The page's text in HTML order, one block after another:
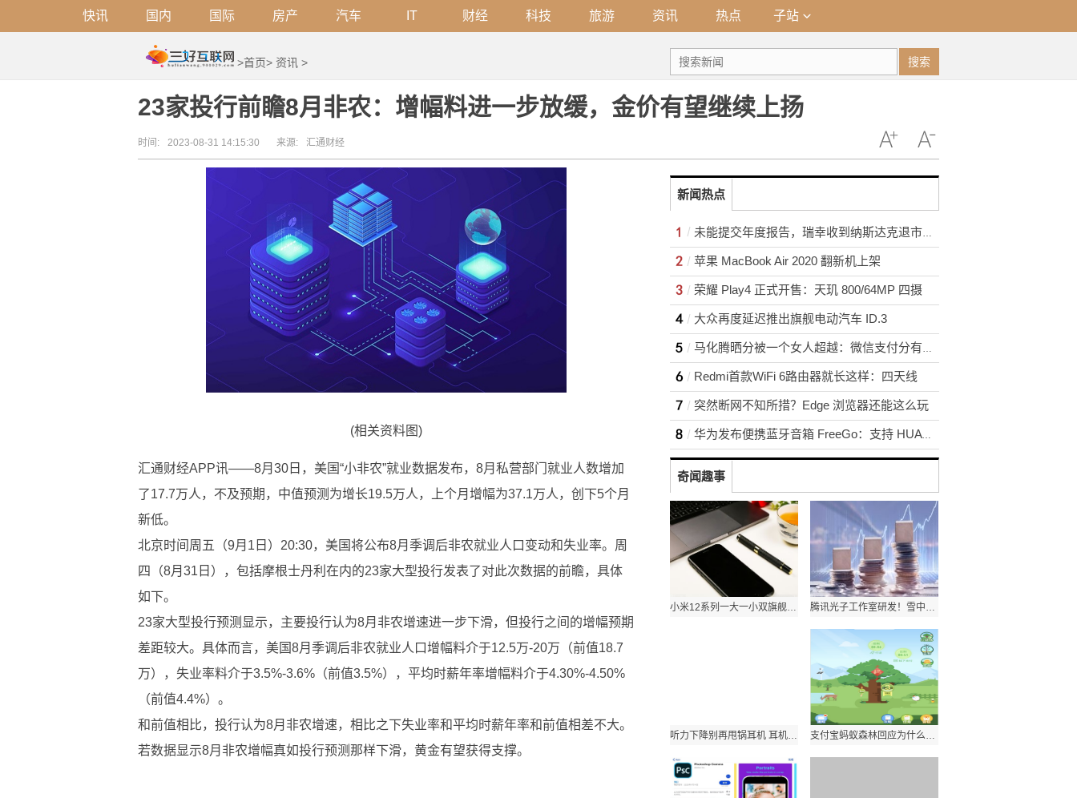
快讯 国内 国际 房产 汽车 IT 财经 科技 旅游 资讯 热点 子站
>首页> 资讯 > 搜索
23家投行前瞻8月非农：增幅料进一步放缓，金价有望继续上扬
时间: 2023-08-31 14:15:30 来源: 汇通财经
(相关资料图)
汇通财经APP讯——8月30日，美国“小非农”就业数据发布，8月私营部门就业人数增加
了17.7万人，不及预期，中值预测为增长19.5万人，上个月增幅为37.1万人，创下5个月
新低。
北京时间周五（9月1日）20:30，美国将公布8月季调后非农就业人口变动和失业率。周
四（8月31日），包括摩根士丹利在内的23家大型投行发表了对此次数据的前瞻，具体
如下。
23家大型投行预测显示，主要投行认为8月非农增速进一步下滑，但投行之间的增幅预期
差距较大。具体而言，美国8月季调后非农就业人口增幅料介于12.5万-20万（前值18.7
万），失业率料介于3.5%-3.6%（前值3.5%），平均时薪年率增幅料介于4.30%-4.50%
（前值4.4%）。
和前值相比，投行认为8月非农增速，相比之下失业率和平均时薪年率和前值相差不大。
若数据显示8月非农增幅真如投行预测那样下滑，黄金有望获得支撑。
新闻热点
未能提交年度报告，瑞幸收到纳斯达克退市通知
苹果 MacBook Air 2020 翻新机上架
荣耀 Play4 正式开售：天玑 800/64MP 四摄
大众再度延迟推出旗舰电动汽车 ID.3
马化腾晒分被一个女人超越：微信支付分有啥用？
Redmi首款WiFi 6路由器就长这样：四天线
突然断网不知所措？Edge 浏览器还能这么玩
华为发布便携蓝牙音箱 FreeGo：支持 HUAWEI Share
奇闻趣事
小米12系列一大一小双旗舰 卢伟冰：向苹果学习，但仍有差距 腾讯光子工作室研发！雪中悍刀行手游今日正式官宣
听力下降别再甩锅耳机 耳机使用中的三个伤耳习惯 支付宝蚂蚁森林回应为什么一直不见沙柳？今天上沙柳！